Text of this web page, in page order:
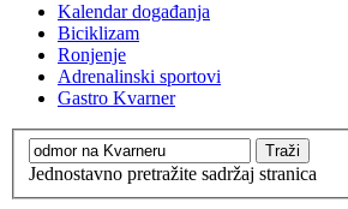
Kalendar događanja
Biciklizam
Ronjenje
Adrenalinski sportovi
Gastro Kvarner
Jednostavno pretražite sadržaj stranica